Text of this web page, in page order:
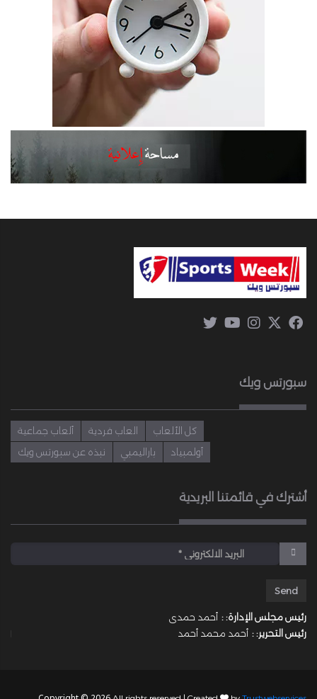
سبورتس ويك
ألعاب جماعية العاب فردية
كل الألعاب
نبذه عن سبورتس ويك
باراليمبي أولمبياد
أشترك في قائمتنا البريدية
رئيس مجلس الإدارة: : أحمد حمدى
رئيس التحرير: : أحمد محمد أحمد